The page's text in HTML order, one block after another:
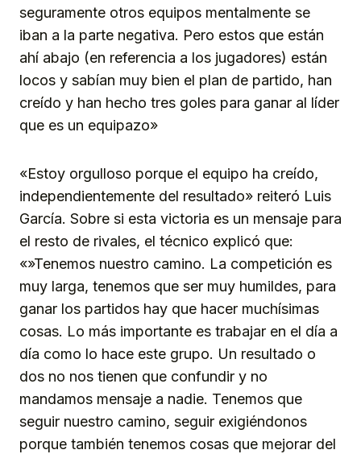
seguramente otros equipos mentalmente se
iban a la parte negativa. Pero estos que están
ahí abajo (en referencia a los jugadores) están
locos y sabían muy bien el plan de partido, han
creído y han hecho tres goles para ganar al líder
que es un equipazo»
«Estoy orgulloso porque el equipo ha creído,
independientemente del resultado» reiteró Luis
García. Sobre si esta victoria es un mensaje para
el resto de rivales, el técnico explicó que:
«»Tenemos nuestro camino. La competición es
muy larga, tenemos que ser muy humildes, para
ganar los partidos hay que hacer muchísimas
cosas. Lo más importante es trabajar en el día a
día como lo hace este grupo. Un resultado o
dos no nos tienen que confundir y no
mandamos mensaje a nadie. Tenemos que
seguir nuestro camino, seguir exigiéndonos
porque también tenemos cosas que mejorar del